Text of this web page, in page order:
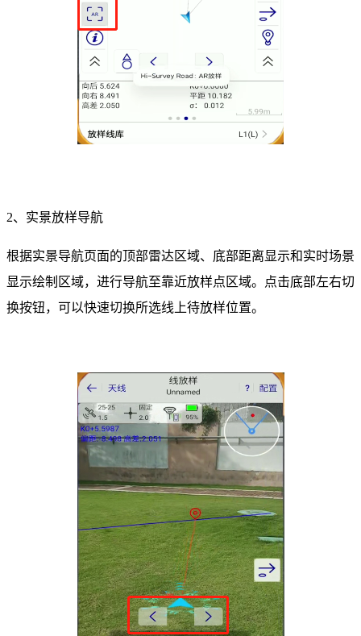
2、实景放样导航
根据实景导航页面的顶部雷达区域、底部距离显示和实时场景
显示绘制区域，进行导航至靠近放样点区域。点击底部左右切
换按钮，可以快速切换所选线上待放样位置。